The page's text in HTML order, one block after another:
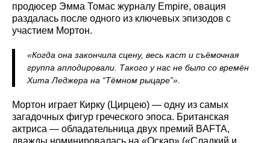
продюсер Эмма Томас журналу Empire, овация
раздалась после одного из ключевых эпизодов с
участием Мортон.
«Когда она закончила сцену, весь каст и съёмочная
группа аплодировали. Такого у нас не было со времён
Хита Леджера на “Тёмном рыцаре”».
Мортон играет Кирку (Цирцею) — одну из самых
загадочных фигур греческого эпоса. Британская
актриса — обладательница двух премий BAFTA,
дважды номинировалась на «Оскар» («Сладкий и